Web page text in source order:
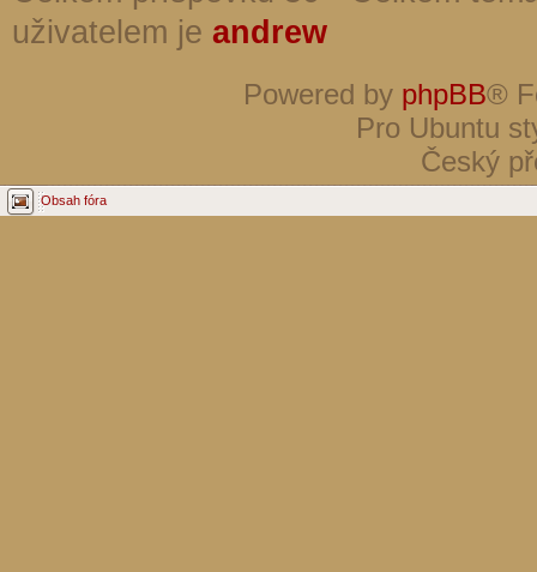
uživatelem je andrew
Powered by phpBB®
Pro Ubuntu
Český
Obsah fóra